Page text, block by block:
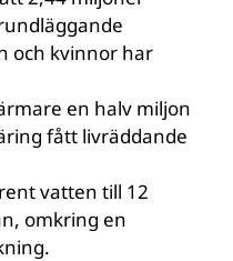
och kvinnor har
en halv miljon
fått livräddande
vatten till 12
omkring en